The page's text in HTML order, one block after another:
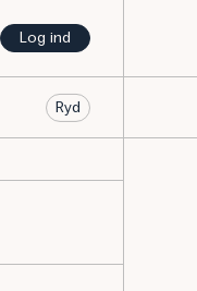
Log ind
Ryd